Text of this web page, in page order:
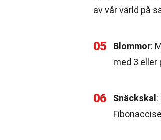
av vår värld på
05 Blommor:
med 3 eller
06 Snäckskal :